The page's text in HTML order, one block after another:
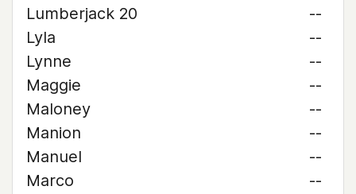
Lumberjack 20
--
Lyla
--
Lynne
--
Maggie
--
Maloney
--
Manion
--
Manuel
--
Marco
--